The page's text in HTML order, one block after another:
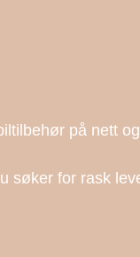
på nett
søker for rask